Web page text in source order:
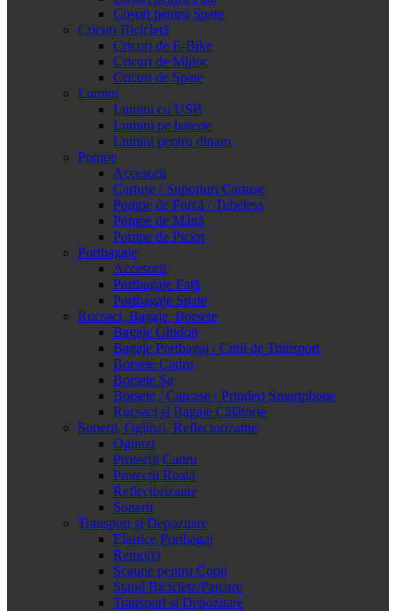
Coșuri pentru Spate
Cricuri Bicicletă
Cricuri de E-Bike
Cricuri de Mijloc
Cricuri de Spate
Lumini
Lumini cu USB
Lumini pe baterie
Lumini pentru dinam
Pompe
Accesorii
Cartușe / Suporturi Cartușe
Pompe de Furcă / Tubeless
Pompe de Mână
Pompe de Picior
Portbagaje
Accesorii
Portbagaje Față
Portbagaje Spate
Rucsaci, Bagaje, Borsete
Bagaje Ghidon
Bagaje Portbagaj / Cutii de Transport
Borsete Cadru
Borsete Șa
Borsete / Carcase / Prinderi Smartphone
Rucsaci și Bagaje Călătorie
Sonerii, Oglinzi, Reflectorizante
Oglinzi
Protecții Cadru
Protecții Roată
Reflectorizante
Sonerii
Transport și Depozitare
Elastice Portbagaj
Remorci
Scaune pentru Copii
Stand Biciclete/Parcare
Transport si Depozitare